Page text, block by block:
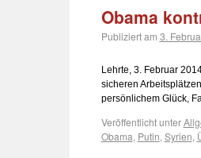
Obama
Publiziert am 3.
Lehrte, 3. Februar
sicheren
persönlichem Glück,
Veröffentlicht unter
Obama, Putin, Syrien,